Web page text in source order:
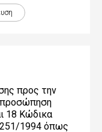
προς την
18 Κώδικα
1994 όπως